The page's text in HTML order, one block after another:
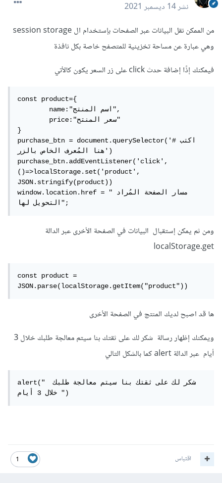
نشر14 ديسمبر 2021
من الممكن نقل البيانات عبر الصفحات بإستخدام ال session storage
وهي عبارة عن مساحة تخزينية للمتصفح خاصة بكل نافذة
فيمكنك إذًا إضافة حدث click على زر السعر يكون كالأتي
const product={
	name:"اسم المنتج",
	price:"سعر المنتح"
}
purchase_btn = document.querySelector('#اكتب
هنا المُعرف الخاص بالزر')
purchase_btn.addEventListener('click',
()=>localStorage.set('product',
JSON.stringify(product))
window.location.href = "مسار الصفحة المُراد
التحويل لها";
ومن ثم يمكن إستقبال البيانات في الصفحة الأخرى عبر الدالة
localStorage.get
const product =
JSON.parse(localStorage.getItem("product"))
ها قد اصبح لديك المنتج في الصفحة الأخرى
ويمكنك إظهار رسالة شكر لك على ثقتك بنا سيتم معالجة طلبك خلال 3
أيام عبر الدالة alert كما بالشكل التالي
alert(" شكر لك على ثقتك بنا سيتم معالجة طلبك
خلال 3 أيام ")
1 اقتباس